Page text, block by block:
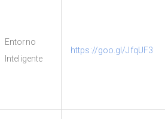
Entorno
Inteligente
https://goo.gl/JfqUF3